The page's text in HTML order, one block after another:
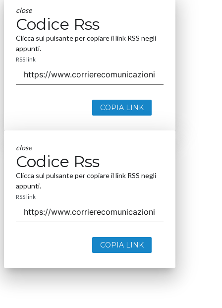
close
Codice Rss
Clicca sul pulsante per copiare il link RSS negli
appunti.
RSS link
COPIA LINK
close
Codice Rss
Clicca sul pulsante per copiare il link RSS negli
appunti.
RSS link
COPIA LINK